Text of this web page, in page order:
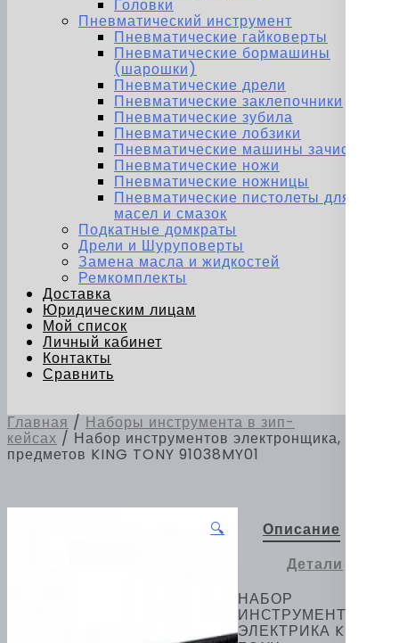
Головки
Пневматический инструмент
Пневматические гайковерты
Пневматические бормашины
(шарошки)
Пневматические дрели
Пневматические заклепочники
Пневматические зубила
Пневматические лобзики
Пневматические машины зачистные
Пневматические ножи
Пневматические ножницы
Пневматические пистолеты для
масел и смазок
Подкатные домкраты
Дрели и Шуруповерты
Замена масла и жидкостей
Ремкомплекты
Доставка
Юридическим лицам
Мой список
Личный кабинет
Контакты
Сравнить
Главная / Наборы инструмента в зип-
кейсах / Набор инструментов электронщика, 38
предметов KING TONY 91038MY01
🔍
Описание
Детали
НАБОР
ИНСТРУМЕНТОВ
ЭЛЕКТРИКА KING